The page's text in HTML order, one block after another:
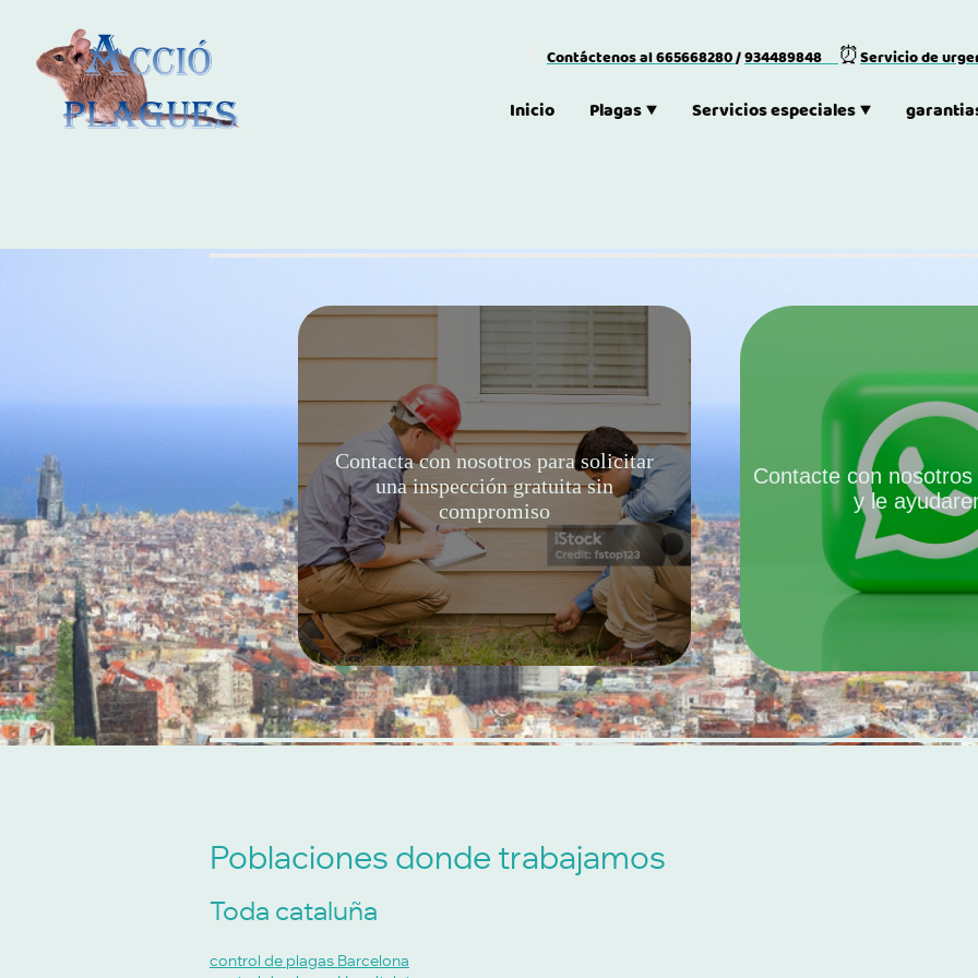
Contáctenos al665668280/934489848 ⏰Servicio de
Inicio Plagas Servicios especiales
Contacte con
y le
Contacta con nosotros para solicitar
una inspección gratuita sin
compromiso
Poblaciones donde trabajamos
Toda cataluña
control de plagas Barcelona